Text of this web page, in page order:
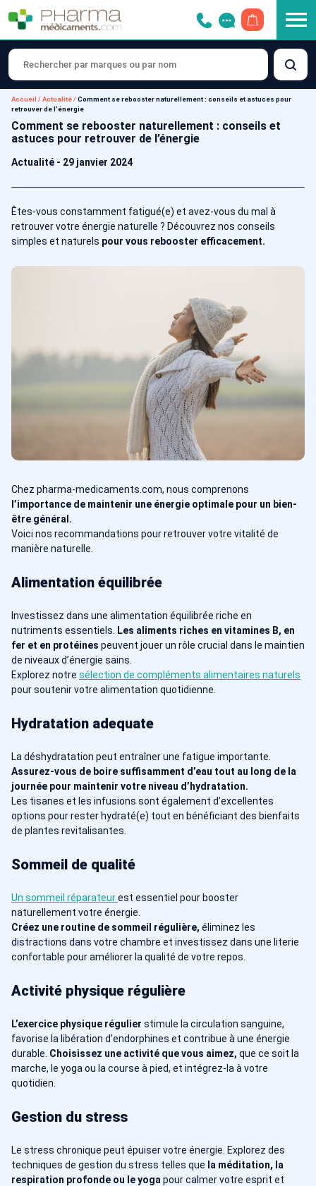
Accueil /Actualité/Comment se rebooster naturellement : conseils et astuces pour
retrouver de l’énergie
Comment se rebooster naturellement : conseils et
astuces pour retrouver de l’énergie
Actualité - 29 janvier 2024
Êtes-vous constamment fatigué(e) et avez-vous du mal à
retrouver votre énergie naturelle ? Découvrez nos conseils
simples et naturels pour vous rebooster efficacement.
Chez pharma-medicaments.com, nous comprenons
l’importance de maintenir une énergie optimale pour un bien-
être général.
Voici nos recommandations pour retrouver votre vitalité de
manière naturelle.
Alimentation équilibrée
Investissez dans une alimentation équilibrée riche en
nutriments essentiels.
Les aliments riches en vitamines B, en
fer et en protéines peuvent jouer un rôle crucial dans le maintien
de niveaux d’énergie sains.
Explorez notre sélection de compléments alimentaires naturels
pour soutenir votre alimentation quotidienne.
Hydratation adequate
La déshydratation peut entraîner une fatigue importante.
Assurez-vous de boire suffisamment d’eau tout au long de la
journée pour maintenir votre niveau d’hydratation.
Les tisanes et les infusions sont également d’excellentes
options pour rester hydraté(e) tout en bénéficiant des bienfaits
de plantes revitalisantes.
Sommeil de qualité
Un sommeil réparateurest essentiel pour booster
naturellement votre énergie.
Créez une routine de sommeil régulière, éliminez les
distractions dans votre chambre et investissez dans une literie
confortable pour améliorer la qualité de votre repos.
Activité physique régulière
L’exercice physique régulier stimule la circulation sanguine,
favorise la libération d’endorphines et contribue à une énergie
durable. Choisissez une activité que vous aimez, que ce soit la
marche, le yoga ou la course à pied, et intégrez-la à votre
quotidien.
Gestion du stress
Le stress chronique peut épuiser votre énergie. Explorez des
techniques de gestion du stress telles que la méditation, la
respiration profonde ou le yoga pour calmer votre esprit et